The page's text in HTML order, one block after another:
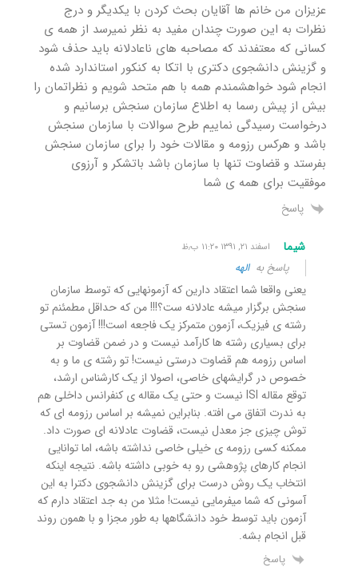
عزیزان من خانم ها آقایان بحث کردن با یکدیگر و درج
نظرات به این صورت چندان مفید به نظر نمیرسد از همه ی
کسانی که معتفدند که مصاحبه های ناعادلانه باید حذف شود
و گزینش دانشجوی دکتری با اتکا به کنکور استاندارد شده
انجام شود خواهشمندم همه با هم متحد شویم و نظراتمان را
بیش از پیش رسما به اطلاع سازمان سنجش برسانیم و
درخواست رسیدگی نماییم طرح سوالات با سازمان سنجش
باشد و هرکس رزومه و مقالات خود را برای سازمان سنجش
بفرستد و قضاوت تنها با سازمان باشد باتشکر و آرزوی
موفقیت برای همه ی شما
پاسخ
شیما اسفند ۲۱, ۱۳۹۱ ۱۱:۲۰ ب٫ظ
پاسخ بهالهه
یعنی واقعا شما اعتقاد دارین که آزمونهایی که توسط سازمان
سنجش برگزار میشه عادلانه ست؟!!!‏ من که حداقل مطمئنم تو
رشته ی فیزیک، آزمون متمرکز یک فاجعه است!!!‏ آزمون تستی
برای بسیاری رشته ها کارآمد نیست و در ضمن قضاوت بر
اساس رزومه هم قضاوت درستی نیست!‏ تو رشته ی ما و به
خصوص در گرایشهای خاصی، اصولا از یک کارشناس ارشد،
توقع مقاله ISI نیست و حتی یک مقاله ی کنفرانس داخلی هم
به ندرت اتفاق می افته. بنابراین نمیشه بر اساس رزومه ای که
توش چیزی جز معدل نیست، قضاوت عادلانه ای صورت داد.
ممکنه کسی رزومه ی خیلی خاصی نداشته باشه، اما توانایی
انجام کارهای پژوهشی رو به خوبی داشته باشه. نتیجه اینکه
انتخاب یک روش درست برای گزینش دانشجوی دکترا به این
آسونی که شما میفرمایی نیست!‏ مثلا من به جد اعتقاد دارم که
آزمون باید توسط خود دانشگاهها به طور مجزا و با همون روند
قبل انجام بشه.
پاسخ